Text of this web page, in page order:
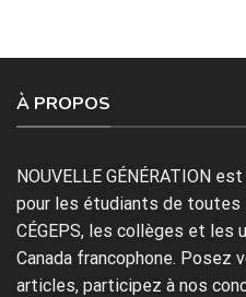
À PROPOS
NOUVELLE GÉNÉRATION
pour les étudiants de toutes
CÉGEPS, les collèges et les
Canada francophone. Posez
articles, participez à nos